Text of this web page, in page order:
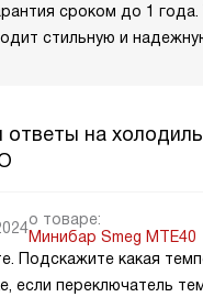
сроком до 1
стильную и
на
о товаре:
Минибар Smeg MTE40
Подскажите какая
если переключатель